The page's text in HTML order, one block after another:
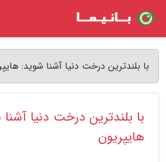
با بلندترین درخت دنیا آشنا شوید:
با بلندترین درخت دنیا
هایپریون